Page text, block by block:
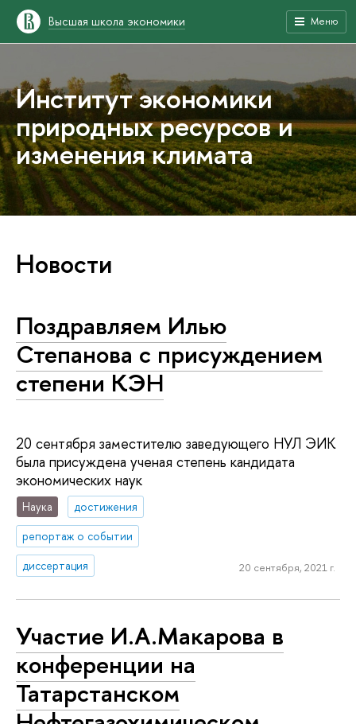
Высшая школа экономики Меню
Институт экономики
природных ресурсов и
изменения климата
Новости
Поздравляем Илью
Степанова с присуждением
степени КЭН
20 сентября заместителю заведующего НУЛ ЭИК
была присуждена ученая степень кандидата
экономических наук
Наука
достижения
репортаж о событии
диссертация
20 сентября, 2021 г.
Участие И.А.Макарова в
конференции на
Татарстанском